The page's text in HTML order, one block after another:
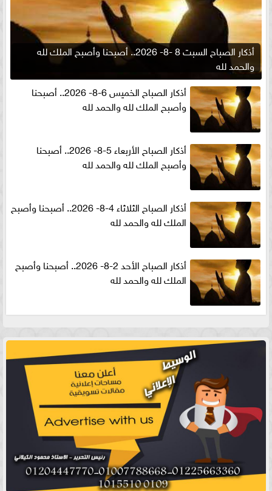
أذكار الصباح السبت 8 -8- 2026.. أصبحنا وأصبح الملك لله
والحمد لله
أذكار الصباح الخميس 6-8- 2026.. أصبحنا
وأصبح الملك لله والحمد لله
أذكار الصباح الأربعاء 5-8- 2026.. أصبحنا
وأصبح الملك لله والحمد لله
أذكار الصباح الثلاثاء 4-8- 2026.. أصبحنا وأصبح
الملك لله والحمد لله
أذكار الصباح الأحد 2-8- 2026.. أصبحنا وأصبح
الملك لله والحمد لله